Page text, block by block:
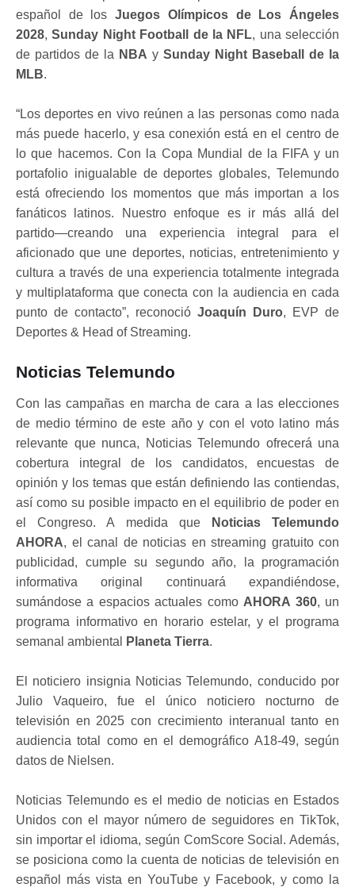
español de losJuegos Olímpicos de Los Ángeles
2028,Sunday Night Football de la NFL, una selección
de partidos de la NBA y Sunday Night Baseball de la
MLB.
“Los deportes en vivo reúnen a las personas como nada
más puede hacerlo, y esa conexión está en el centro de
lo que hacemos. Con la Copa Mundial de la FIFA y un
portafolio inigualable de deportes globales, Telemundo
está ofreciendo los momentos que más importan a los
fanáticos latinos. Nuestro enfoque es ir más allá del
partido—creando una experiencia integral para el
aficionado que une deportes, noticias, entretenimiento y
cultura a través de una experiencia totalmente integrada
y multiplataforma que conecta con la audiencia en cada
punto de contacto”, reconoció Joaquín Duro, EVP de
Deportes & Head of Streaming.
Noticias Telemundo
Con las campañas en marcha de cara a las elecciones
de medio término de este año y con el voto latino más
relevante que nunca, Noticias Telemundo ofrecerá una
cobertura integral de los candidatos, encuestas de
opinión y los temas que están definiendo las contiendas,
así como su posible impacto en el equilibrio de poder en
el Congreso. A medida que
Noticias Telemundo
AHORA, el canal de noticias en streaming gratuito con
publicidad, cumple su segundo año, la programación
informativa original continuará expandiéndose,
sumándose a espacios actuales como AHORA 360, un
programa informativo en horario estelar, y el programa
semanal ambiental
Planeta Tierra.
El noticiero insignia Noticias Telemundo, conducido por
Julio Vaqueiro, fue el único noticiero nocturno de
televisión en 2025 con crecimiento interanual tanto en
audiencia total como en el demográfico A18-49, según
datos de Nielsen.
Noticias Telemundo es el medio de noticias en Estados
Unidos con el mayor número de seguidores en TikTok,
sin importar el idioma, según ComScore Social. Además,
se posiciona como la cuenta de noticias de televisión en
español más vista en YouTube y Facebook, y como la